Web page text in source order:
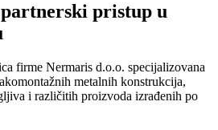
pristup u
firme Nermaris d.o.o. specijalizovana
metalnih konstrukcija,
i različitih proizvoda izrađenih po